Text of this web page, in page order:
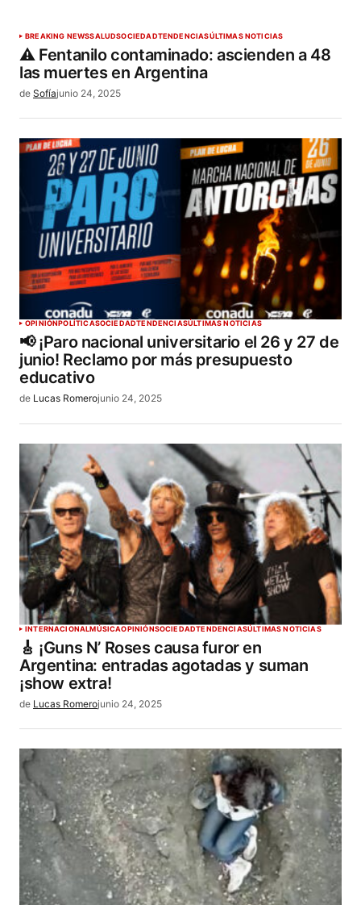
BREAKING NEWSSALUDSOCIEDADTENDENCIASÚLTIMAS NOTICIAS
⚠️ Fentanilo contaminado: ascienden a 48
las muertes en Argentina
de Sofíajunio 24, 2025
OPINIÓNPOLÍTICASOCIEDADTENDENCIASÚLTIMAS NOTICIAS
📢 ¡Paro nacional universitario el 26 y 27 de
junio! Reclamo por más presupuesto
educativo
de Lucas Romerojunio 24, 2025
INTERNACIONALMÚSICAOPINIÓNSOCIEDADTENDENCIASÚLTIMAS NOTICIAS
🎸 ¡Guns N’ Roses causa furor en
Argentina: entradas agotadas y suman
¡show extra!
de Lucas Romerojunio 24, 2025